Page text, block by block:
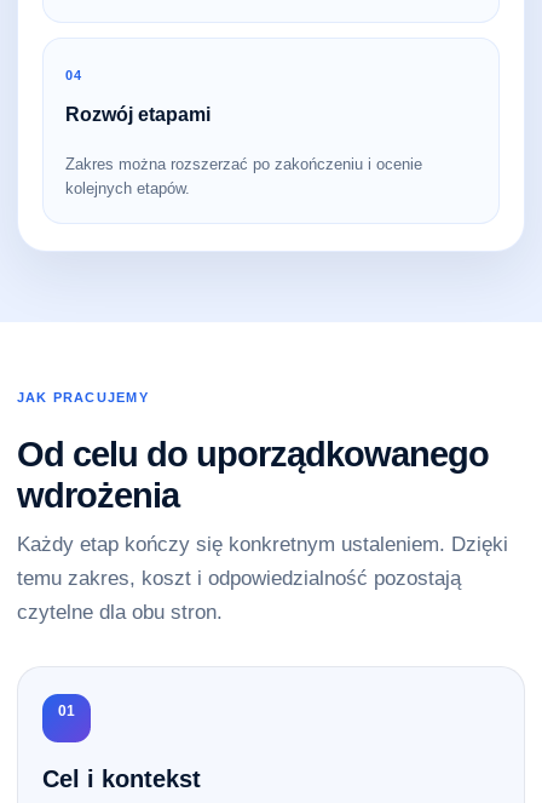
04
Rozwój etapami
Zakres można rozszerzać po zakończeniu i ocenie
kolejnych etapów.
JAK PRACUJEMY
Od celu do uporządkowanego
wdrożenia
Każdy etap kończy się konkretnym ustaleniem. Dzięki
temu zakres, koszt i odpowiedzialność pozostają
czytelne dla obu stron.
01
Cel i kontekst